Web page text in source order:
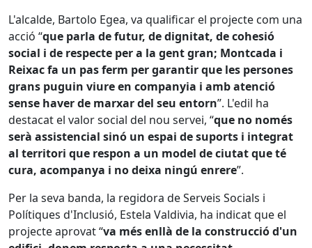
L'alcalde, Bartolo Egea, va qualificar el projecte com una
acció “que parla de futur, de dignitat, de cohesió
social i de respecte per a la gent gran; Montcada i
Reixac fa un pas ferm per garantir que les persones
grans puguin viure en companyia i amb atenció
sense haver de marxar del seu entorn”. L'edil ha
destacat el valor social del nou servei, “que no només
serà assistencial sinó un espai de suports i integrat
al territori que respon a un model de ciutat que té
cura, acompanya i no deixa ningú enrere”.
Per la seva banda, la regidora de Serveis Socials i
Polítiques d'Inclusió, Estela Valdivia, ha indicat que el
projecte aprovat “va més enllà de la construcció d'un